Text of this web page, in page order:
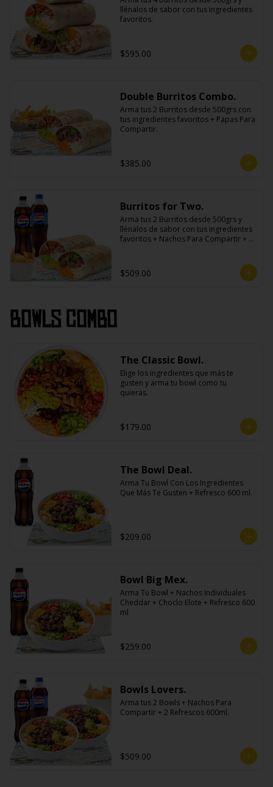
llénalos de sabor con tus ingredientes
favoritos.
$595.00
Double Burritos Combo.
Arma tus 2 Burritos desde 500grs con
tus ingredientes favoritos + Papas Para
Compartir.
$385.00
Burritos for Two.
Arma tus 2 Burritos desde 500grs y
llénalos de sabor con tus ingredientes
favoritos + Nachos Para Compartir + 2
$509.00
Bowls Combo
The Classic Bowl.
Elige los ingredientes que más te
gusten y arma tu bowl como tu
quieras.
$179.00
The Bowl Deal.
Arma Tu Bowl Con Los Ingredientes
Que Más Te Gusten + Refresco 600 ml.
$209.00
Bowl Big Mex.
Arma Tu Bowl + Nachos Individuales
Cheddar + Choclo Elote + Refresco 600
ml
$259.00
Bowls Lovers.
Arma tus 2 Bowls + Nachos Para
Compartir + 2 Refrescos 600ml.
$509.00